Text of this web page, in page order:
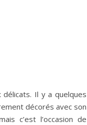
Il y a quelques
décorés avec son
c’est l’occasion de